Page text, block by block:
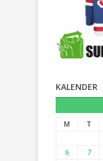
KALENDER
M
T
6
7